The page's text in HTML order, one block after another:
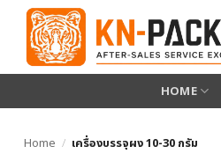
เนื้อหา
HOME
Home / เครื่องบรรจุผง 10-30 กรัม